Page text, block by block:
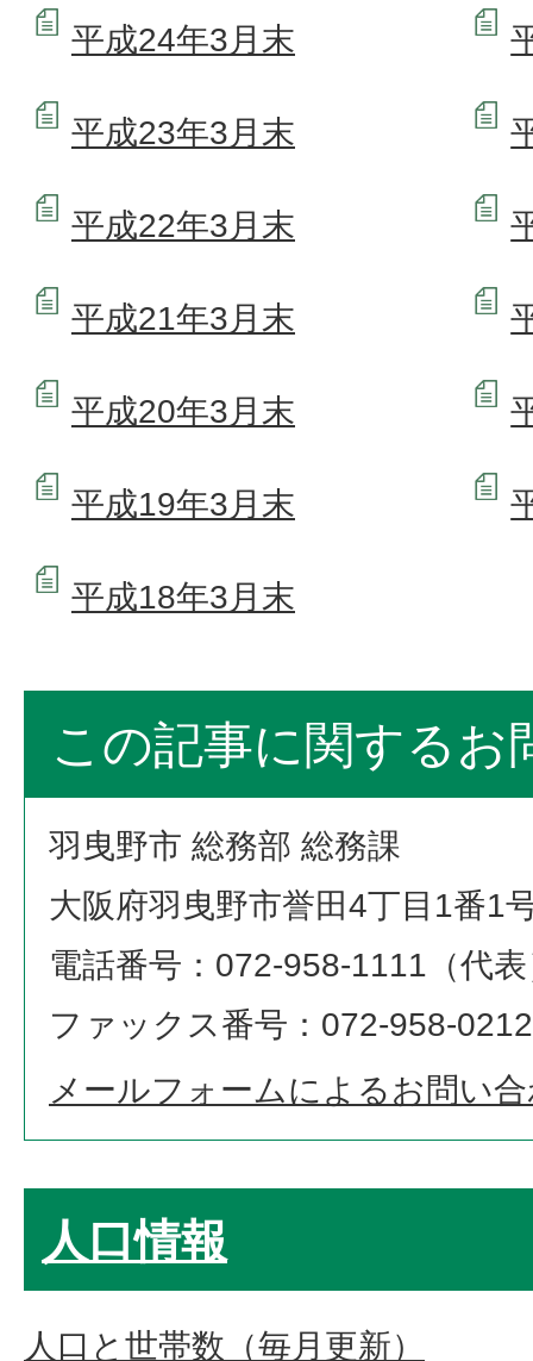
平成24年3月末
平成23年3月末
平成22年3月末
平成21年3月末
平成20年3月末
平成19年3月末
平成18年3月末
この記事に関するお
羽曳野市 総務部 総務課
大阪府羽曳野市誉田4丁目1番1
電話番号：072-958-1111（代
ファックス番号：072-958-0212
メールフォームによるお問い
人口情報
人口と世帯数（毎月更新）